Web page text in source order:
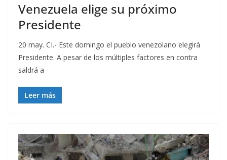
Venezuela elige su próximo
Presidente
20 may. CI.- Este domingo el pueblo venezolano elegirá
Presidente. A pesar de los múltiples factores en contra
saldrá a
Leer más